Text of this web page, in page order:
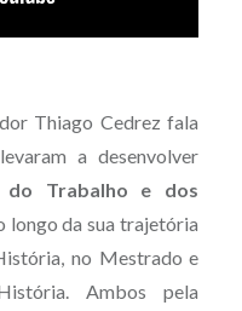
Thiago Cedrez fala
a desenvolver
do Trabalho e dos
longo da sua trajetória
no Mestrado e
Ambos pela